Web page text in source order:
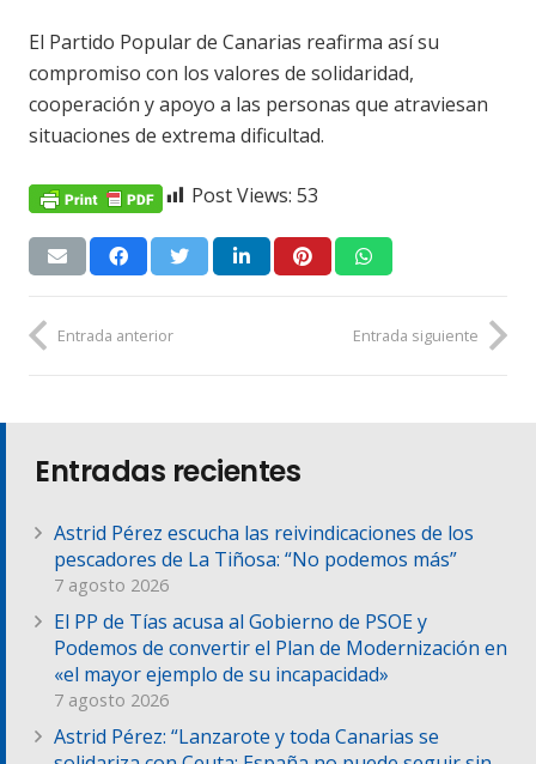
El Partido Popular de Canarias reafirma así su
compromiso con los valores de solidaridad,
cooperación y apoyo a las personas que atraviesan
situaciones de extrema dificultad.
Post Views: 53
Entrada anterior Entrada siguiente
Entradas recientes
Astrid Pérez escucha las reivindicaciones de los
pescadores de La Tiñosa: “No podemos más”
7 agosto 2026
El PP de Tías acusa al Gobierno de PSOE y
Podemos de convertir el Plan de Modernización en
«el mayor ejemplo de su incapacidad»
7 agosto 2026
Astrid Pérez: “Lanzarote y toda Canarias se